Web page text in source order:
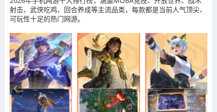
射击、武侠吃鸡、回合养成等主流品类，每款都是当前人气顶尖、
可玩性十足的热门网游。